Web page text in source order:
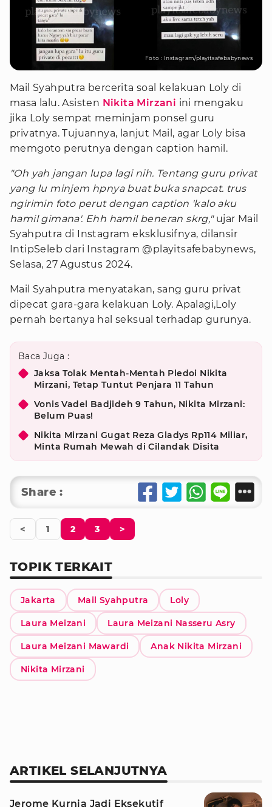
Foto : Instagram/playitsafebabynews
Mail Syahputra bercerita soal kelakuan Loly di
masa lalu. Asisten Nikita Mirzani ini mengaku
jika Loly sempat meminjam ponsel guru
privatnya. Tujuannya, lanjut Mail, agar Loly bisa
memgoto perutnya dengan caption hamil.
"Oh yah jangan lupa lagi nih. Tentang guru privat
yang lu minjem hpnya buat buka snapcat. trus
ngirimin foto perut dengan caption 'kalo aku
hamil gimana'. Ehh hamil beneran skrg,"ujar Mail
Syahputra di Instagram eksklusifnya, dilansir
IntipSeleb dari Instagram @playitsafebabynews,
Selasa, 27 Agustus 2024.
Mail Syahputra menyatakan, sang guru privat
dipecat gara-gara kelakuan Loly. Apalagi,Loly
pernah bertanya hal seksual terhadap gurunya.
Baca Juga :
Jaksa Tolak Mentah-Mentah Pledoi Nikita
Mirzani, Tetap Tuntut Penjara 11 Tahun
Vonis Vadel Badjideh 9 Tahun, Nikita Mirzani:
Belum Puas!
Nikita Mirzani Gugat Reza Gladys Rp114 Miliar,
Minta Rumah Mewah di Cilandak Disita
Share :
< 1 2 3 >
TOPIK TERKAIT
Jakarta Mail Syahputra Loly
Laura Meizani Laura Meizani Nasseru Asry
Laura Meizani Mawardi Anak Nikita Mirzani
Nikita Mirzani
ARTIKEL SELANJUTNYA
Jerome Kurnia Jadi Eksekutif